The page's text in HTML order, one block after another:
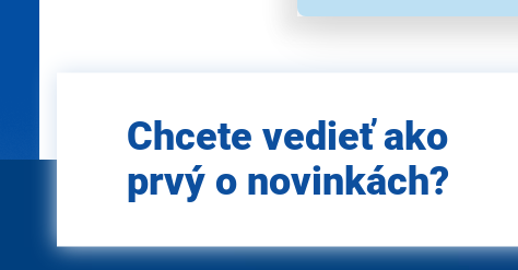
e-mail
Chcete vedieť ako
prvý o novinkách?